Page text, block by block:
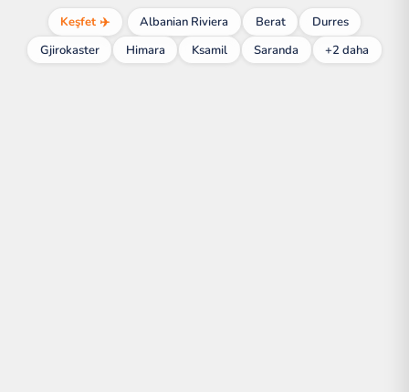
Keşfet ✈️ Albanian Riviera Berat
Durres
Gjirokaster
Himara Ksamil Saranda +2 daha